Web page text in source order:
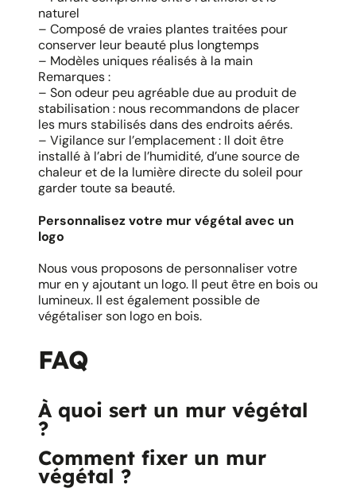
naturel
– Composé de vraies plantes traitées pour
conserver leur beauté plus longtemps
– Modèles uniques réalisés à la main
Remarques :
– Son odeur peu agréable due au produit de
stabilisation : nous recommandons de placer
les murs stabilisés dans des endroits aérés.
– Vigilance sur l’emplacement : Il doit être
installé à l’abri de l’humidité, d’une source de
chaleur et de la lumière directe du soleil pour
garder toute sa beauté.
Personnalisez votre mur végétal avec un
logo
Nous vous proposons de personnaliser votre
mur en y ajoutant un logo. Il peut être en bois ou
lumineux. Il est également possible de
végétaliser son logo en bois.
FAQ
À quoi sert un mur végétal
?
Comment fixer un mur
végétal ?